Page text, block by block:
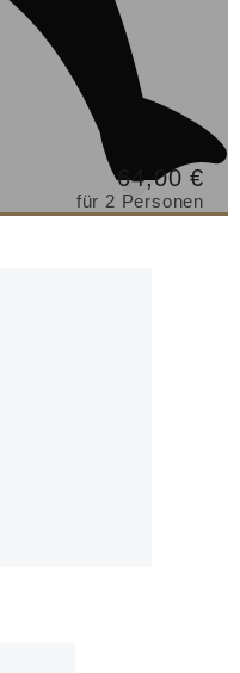
64,00 €
für 2 Personen